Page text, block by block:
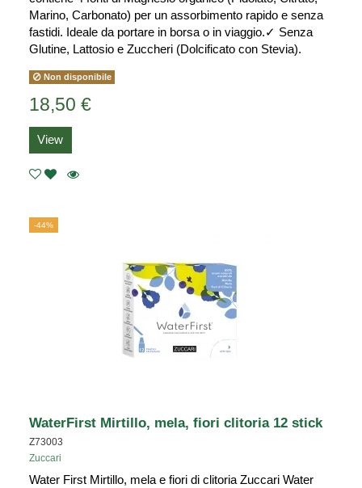
Marino, Carbonato) per un assorbimento rapido e senza
fastidi. Ideale da portare in borsa o in viaggio.✓ Senza
Glutine, Lattosio e Zuccheri (Dolcificato con Stevia).
Non disponibile
18,50 €
View
-44%
WaterFirst Mirtillo, mela, fiori clitoria 12 stick
Z73003
Zuccari
Water First Mirtillo, mela e fiori di clitoria Zuccari Water